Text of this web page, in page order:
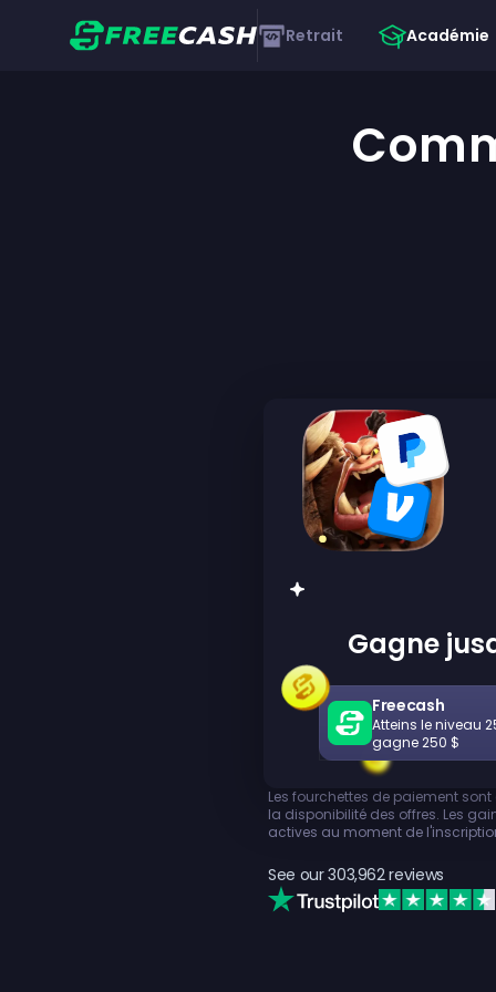
Retrait Académie
Gagne
Freecash
Atteins le niveau
gagne 250 $
Les fourchettes de paiement
la disponibilité des offres. Les
actives au moment de
See our303,962reviews